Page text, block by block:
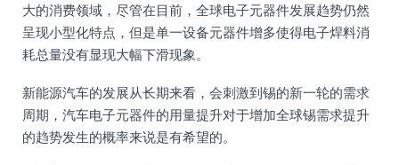
大的消费领域，尽管在目前，全球电子元器件发展趋势仍然
呈现小型化特点，但是单一设备元器件增多使得电子焊料消
耗总量没有显现大幅下滑现象。
新能源汽车的发展从长期来看，会刺激到锡的新一轮的需求
周期，汽车电子元器件的用量提升对于增加全球锡需求提升
的趋势发生的概率来说是有希望的。